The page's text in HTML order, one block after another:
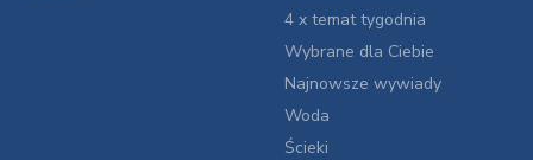
4 x temat tygodnia
Wybrane dla Ciebie
Najnowsze wywiady
Woda
Ścieki